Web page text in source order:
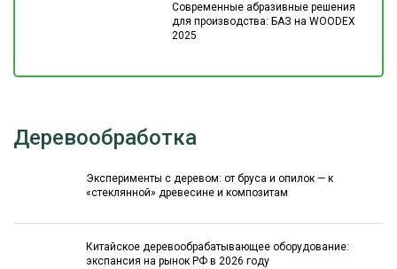
Современные абразивные решения
для производства: БАЗ на WOODEX
2025
Деревообработка
Эксперименты с деревом: от бруса и опилок — к
«стеклянной» древесине и композитам
Китайское деревообрабатывающее оборудование:
экспансия на рынок РФ в 2026 году